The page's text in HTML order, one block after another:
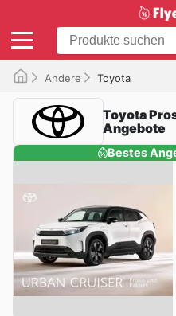
Andere Toyota
Toyota
Angebote
Bestes